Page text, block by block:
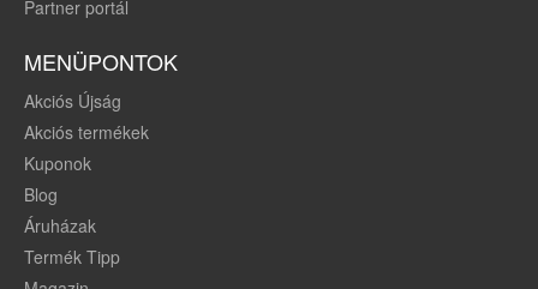
Partner portál
MENÜPONTOK
Akciós Újság
Akciós termékek
Kuponok
Blog
Áruházak
Termék Tipp